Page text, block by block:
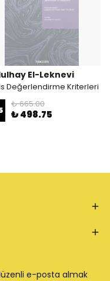
El-Leknevi
Değerlendirme Kriterleri
₺ 665.00
₺ 498.75
e-posta almak